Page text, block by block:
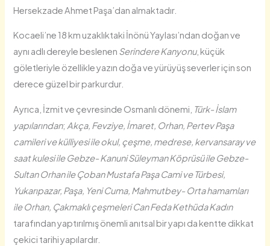
Hersekzade Ahmet Paşa’dan almaktadır.
Kocaeli’ne 18 km uzaklıktaki İnönü Yaylası’ndan doğan ve
aynı adlı dereyle beslenen Serindere Kanyonu, küçük
göletleriyle özellikle yazın doğa ve yürüyüş severler için son
derece güzel bir parkurdur.
Ayrıca, İzmit ve çevresinde Osmanlı dönemi, Türk- İslam
yapılarından; Akça, Fevziye, İmaret, Orhan, Pertev Paşa
camileri ve külliyesi ile okul, çeşme, medrese, kervansaray ve
saat kulesi ile Gebze- Kanuni Süleyman Köprüsü ile Gebze-
Sultan Orhan ile Çoban Mustafa Paşa Cami ve Türbesi,
Yukarıpazar, Paşa, Yeni Cuma, Mahmutbey- Orta hamamları
ile Orhan, Çakmaklı çeşmeleri Can Feda Kethüda Kadın
tarafından yaptırılmış önemli anıtsal bir yapı da kentte dikkat
çekici tarihi yapılardır.